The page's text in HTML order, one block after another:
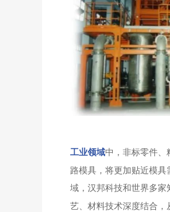
工业领域中，非标零件、
路模具，将更加贴近模
域，汉邦科技和世界多
艺、材料技术深度结合，